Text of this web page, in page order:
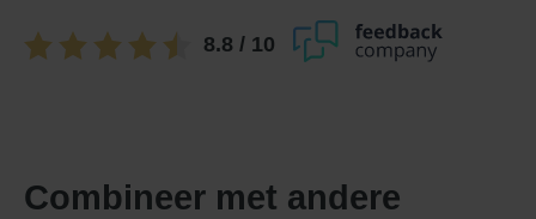
8.8 / 10
Combineer met andere